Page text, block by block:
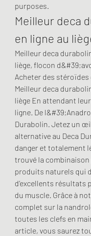
purposes.
Meilleur deca
en ligne au
Meilleur deca
liège, flocon
Acheter des stéroïdes
Meilleur deca
liège En attendant
ligne. De
Durabolin. Jetez un
alternative au Deca
danger et totalement
trouvé la
produits naturels qui
d’excellents résultats
du muscle. Grâce à
complet sur la
toutes les clefs en
article, vous saurez